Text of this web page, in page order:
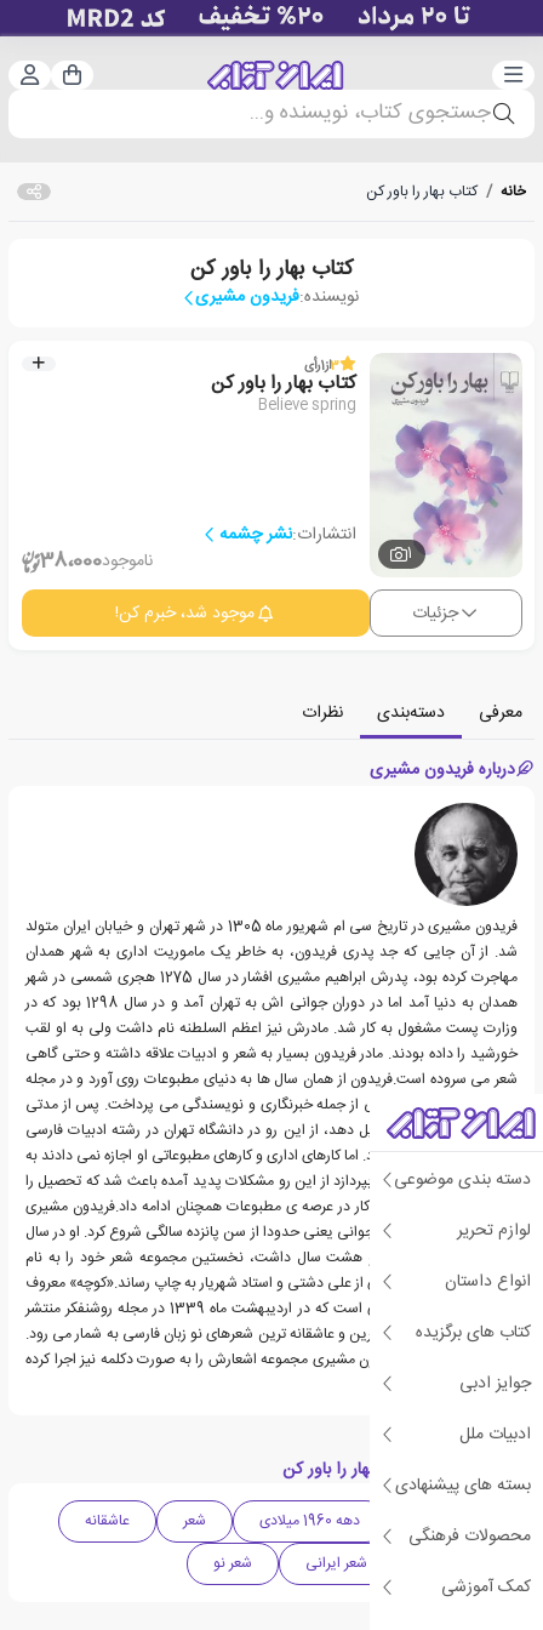
دسته‌بندی سبد
جستجوی کتاب، نویسنده و...
دسته بندی موضوعی
لوازم تحریر
انواع داستان
کتاب های برگزیده
جوایز ادبی
ادبیات ملل
بسته های پیشنهادی
محصولات فرهنگی
کمک آموزشی
خانه / کتاب بهار را باور کن
کتاب بهار را باور کن
نویسنده:فریدون مشیری
1
3از1رأی
کتاب بهار را باور کن
Believe spring
انتشارات:نشر چشمه
ناموجود38،000
جزئیات موجود شد، خبرم کن!
معرفی دسته‌بندی
نظرات
درباره فریدون مشیری
فریدون مشیری در تاریخ سی ام شهریور ماه 1305 در شهر تهران و خیابان ایران متولد
شد. از آن جایی که جد پدری فریدون، به خاطر یک ماموریت اداری به شهر همدان
مهاجرت کرده بود، پدرش ابراهیم مشیری افشار در سال 1275 هجری شمسی در شهر
همدان به دنیا آمد اما در دوران جوانی اش به تهران آمد و در سال 1298 بود که در
وزارت پست مشغول به کار شد. مادرش نیز اعظم السلطنه نام داشت ولی به او لقب
خورشید را داده بودند. مادر فریدون بسیار به شعر و ادبیات علاقه داشته و حتی گاهی
شعر می سروده است.فریدون از همان سال ها به دنیای مطبوعات روی آورد و در مجله
ها و روزنامه ها به کارهایی از جمله خبرنگاری و نویسندگی می پرداخت. پس از مدتی
تصمیم گرفت ادامه تحصیل دهد، از این رو در دانشگاه تهران در رشته ادبیات فارسی
تحصیلات خود را ادامه داد. اما کارهای اداری و کارهای مطبوعاتی او اجازه نمی دادند به
راحتی به تحصیلات خود بپردازد از این رو مشکلات پدید آمده باعث شد که تحصیل را
نیمه کاره رها کند ولی به کار در عرصه ی مطبوعات همچنان ادامه داد.فریدون مشیری
سرودن شعر را از دوران نوجوانی یعنی حدودا از سن پانزده سالگی شروع کرد. او در سال
1334 زمانی که بیست و هشت سال داشت، نخستین مجموعه شعر خود را به نام
«تشنه توفان» با مقدمه ای از علی دشتی و استاد شهریار به چاپ رساند.«کوچه» معروف
ترین شعر فریدون مشیری است که در اردیبهشت ماه 1339 در مجله روشنفکر منتشر
شد. این شعر یکی از زیباترین و عاشقانه ترین شعرهای نو زبان فارسی به شمار می رود.
لازم به ذکر است که فریدون مشیری مجموعه اشعارش را به صورت دکلمه نیز اجرا کرده
است.
دسته بندی های کتاب بهار را باور کن
ادبیات معاصر دهه 1960 میلادی شعر
عاشقانه
شعر ایرانی شعر نو